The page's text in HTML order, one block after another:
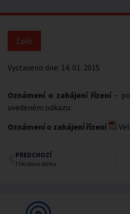
Vystaveno dne: 14. 01. 2015
Oznámení o zahájení řízení–
uvedeném odkazu:
Oznámení o zahájení řízení
PŘEDCHOZÍ
Tříkrálová sbírka